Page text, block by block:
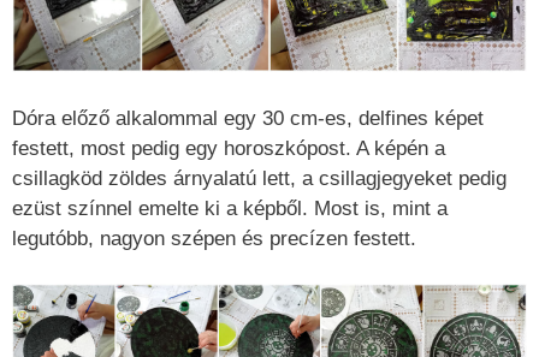
Dóra előző alkalommal egy 30 cm-es, delfines képet
festett, most pedig egy horoszkópost. A képén a
csillagköd zöldes árnyalatú lett, a csillagjegyeket pedig
ezüst színnel emelte ki a képből. Most is, mint a
legutóbb, nagyon szépen és precízen festett.